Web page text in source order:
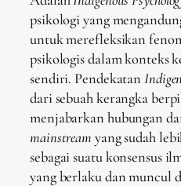
psikologi yang
untuk merefleksikan
psikologis dalam konteks
sendiri. Pendekatan
dari sebuah kerangka
menjabarkan hubungan
mainstream yang sudah
sebagai suatu konsensus
yang berlaku dan muncul